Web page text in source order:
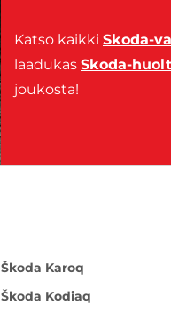
Katso kaikki Skoda-
laadukas Skoda-
joukosta!
Škoda Karoq
Škoda Kodiaq